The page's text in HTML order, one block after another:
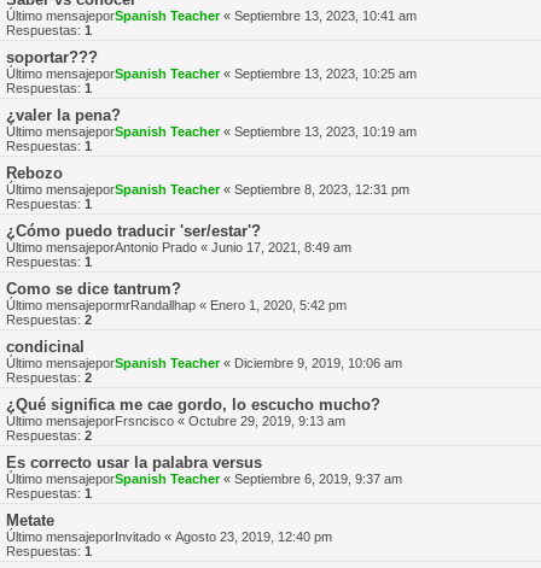
Último mensajeporSpanish Teacher« Septiembre 13, 2023, 10:41 am
Respuestas: 1
soportar???
Último mensajeporSpanish Teacher« Septiembre 13, 2023, 10:25 am
Respuestas: 1
¿valer la pena?
Último mensajeporSpanish Teacher« Septiembre 13, 2023, 10:19 am
Respuestas: 1
Rebozo
Último mensajeporSpanish Teacher« Septiembre 8, 2023, 12:31 pm
Respuestas: 1
¿Cómo puedo traducir 'ser/estar'?
Último mensajeporAntonio Prado « Junio 17, 2021, 8:49 am
Respuestas: 1
Como se dice tantrum?
Último mensajepormrRandallhap « Enero 1, 2020, 5:42 pm
Respuestas: 2
condicinal
Último mensajeporSpanish Teacher« Diciembre 9, 2019, 10:06 am
Respuestas: 2
¿Qué significa me cae gordo, lo escucho mucho?
Último mensajeporFrsncisco « Octubre 29, 2019, 9:13 am
Respuestas: 2
Es correcto usar la palabra versus
Último mensajeporSpanish Teacher« Septiembre 6, 2019, 9:37 am
Respuestas: 1
Metate
Último mensajeporInvitado « Agosto 23, 2019, 12:40 pm
Respuestas: 1